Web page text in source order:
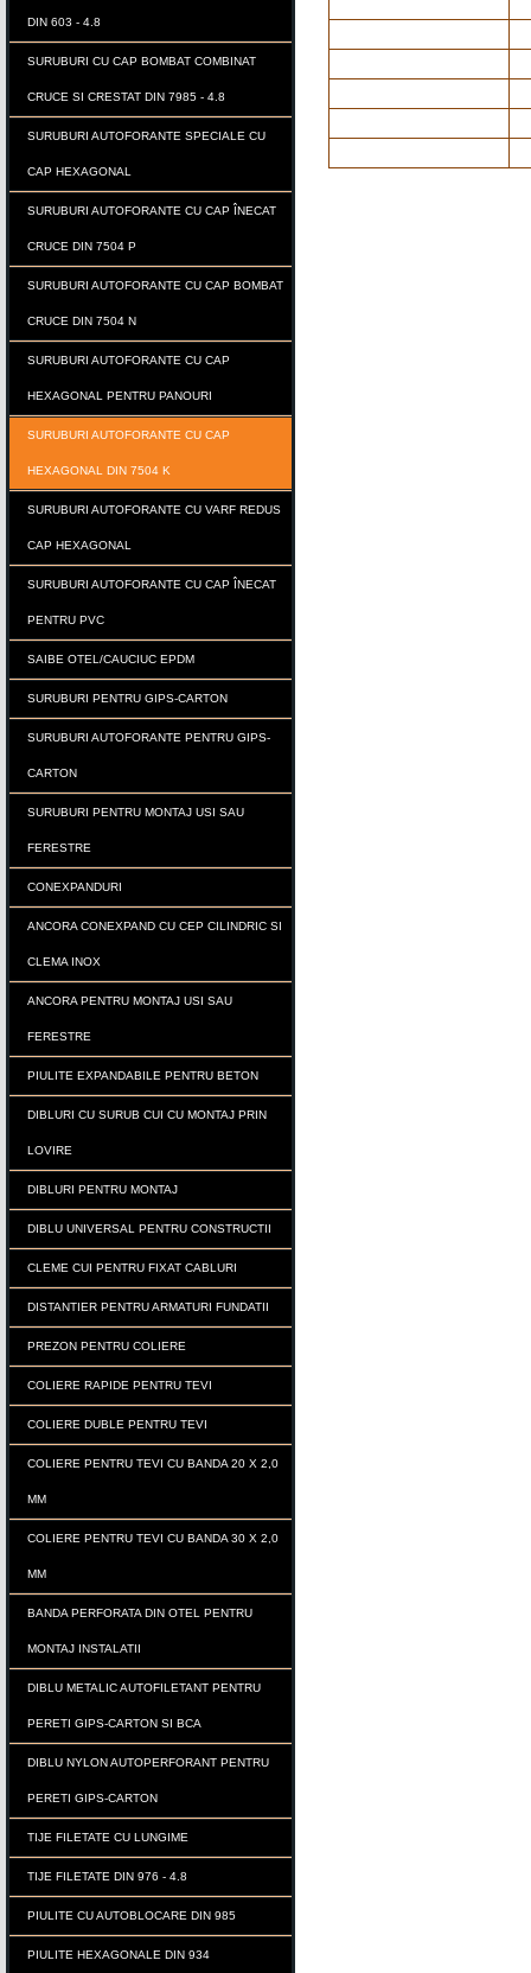
DIN 603 - 4.8
SURUBURI CU CAP BOMBAT COMBINAT
CRUCE SI CRESTAT DIN 7985 - 4.8
SURUBURI AUTOFORANTE SPECIALE CU
CAP HEXAGONAL
SURUBURI AUTOFORANTE CU CAP ÎNECAT
CRUCE DIN 7504 P
SURUBURI AUTOFORANTE CU CAP BOMBAT
CRUCE DIN 7504 N
SURUBURI AUTOFORANTE CU CAP
HEXAGONAL PENTRU PANOURI
SURUBURI AUTOFORANTE CU CAP
HEXAGONAL DIN 7504 K
SURUBURI AUTOFORANTE CU VARF REDUS
CAP HEXAGONAL
SURUBURI AUTOFORANTE CU CAP ÎNECAT
PENTRU PVC
SAIBE OTEL/CAUCIUC EPDM
SURUBURI PENTRU GIPS-CARTON
SURUBURI AUTOFORANTE PENTRU GIPS-
CARTON
SURUBURI PENTRU MONTAJ USI SAU
FERESTRE
CONEXPANDURI
ANCORA CONEXPAND CU CEP CILINDRIC SI
CLEMA INOX
ANCORA PENTRU MONTAJ USI SAU
FERESTRE
PIULITE EXPANDABILE PENTRU BETON
DIBLURI CU SURUB CUI CU MONTAJ PRIN
LOVIRE
DIBLURI PENTRU MONTAJ
DIBLU UNIVERSAL PENTRU CONSTRUCTII
CLEME CUI PENTRU FIXAT CABLURI
DISTANTIER PENTRU ARMATURI FUNDATII
PREZON PENTRU COLIERE
COLIERE RAPIDE PENTRU TEVI
COLIERE DUBLE PENTRU TEVI
COLIERE PENTRU TEVI CU BANDA 20 X 2,0
MM
COLIERE PENTRU TEVI CU BANDA 30 X 2,0
MM
BANDA PERFORATA DIN OTEL PENTRU
MONTAJ INSTALATII
DIBLU METALIC AUTOFILETANT PENTRU
PERETI GIPS-CARTON SI BCA
DIBLU NYLON AUTOPERFORANT PENTRU
PERETI GIPS-CARTON
TIJE FILETATE CU LUNGIME
TIJE FILETATE DIN 976 - 4.8
PIULITE CU AUTOBLOCARE DIN 985
PIULITE HEXAGONALE DIN 934